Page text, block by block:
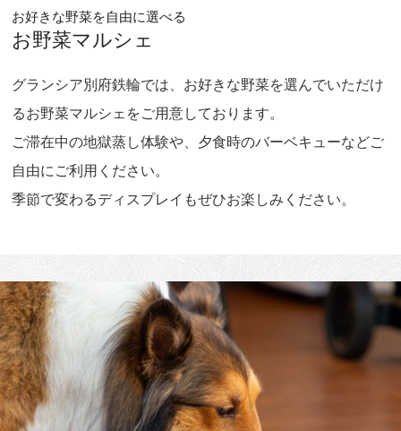
お好きな野菜を自由に選べる
お野菜マルシェ
グランシア別府鉄輪では、お好きな野菜を選んでいただけ
るお野菜マルシェをご用意しております。
ご滞在中の地獄蒸し体験や、夕食時のバーベキューなどご
自由にご利用ください。
季節で変わるディスプレイもぜひお楽しみください。